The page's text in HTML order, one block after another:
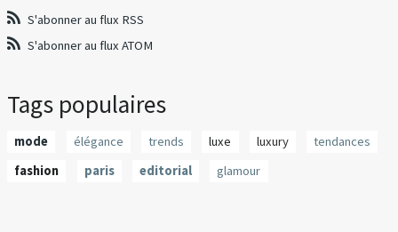
S'abonner au flux RSS
S'abonner au flux ATOM
Tags populaires
mode élégance trends luxe luxury
tendances
fashion
paris editorial glamour